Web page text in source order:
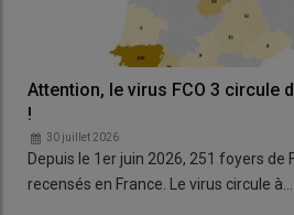
Attention, le virus FCO 3 circule
!
30 juillet 2026
Depuis le 1er juin 2026, 251 foyers de
recensés en France. Le virus circule à…